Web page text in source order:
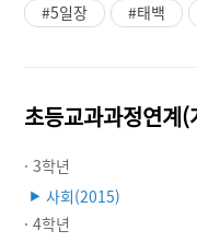
#5일장 #태백
초등교과과정연계(
· 3학년
▶ 사회(2015)
· 4학년